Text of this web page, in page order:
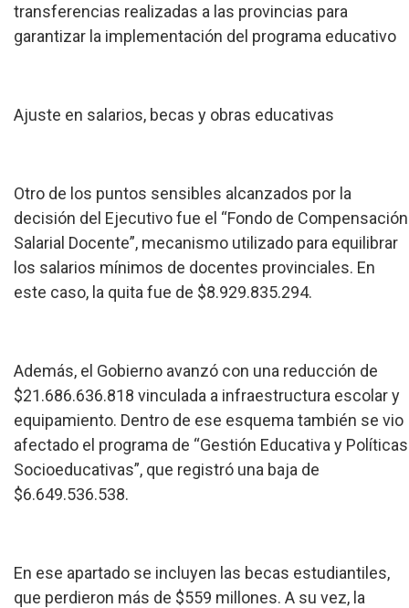
transferencias realizadas a las provincias para
garantizar la implementación del programa educativo
Ajuste en salarios, becas y obras educativas
Otro de los puntos sensibles alcanzados por la
decisión del Ejecutivo fue el “Fondo de Compensación
Salarial Docente”, mecanismo utilizado para equilibrar
los salarios mínimos de docentes provinciales. En
este caso, la quita fue de $8.929.835.294.
Además, el Gobierno avanzó con una reducción de
$21.686.636.818 vinculada a infraestructura escolar y
equipamiento. Dentro de ese esquema también se vio
afectado el programa de “Gestión Educativa y Políticas
Socioeducativas”, que registró una baja de
$6.649.536.538.
En ese apartado se incluyen las becas estudiantiles,
que perdieron más de $559 millones. A su vez, la